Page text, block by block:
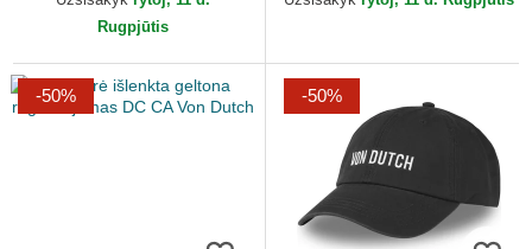
Rugpjūtis
-50% -50%